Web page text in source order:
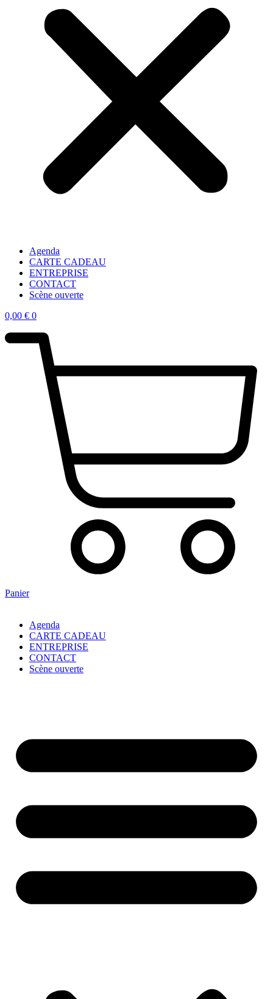
Agenda
CARTE CADEAU
ENTREPRISE
CONTACT
Scène ouverte
0,00 € 0
Panier
Agenda
CARTE CADEAU
ENTREPRISE
CONTACT
Scène ouverte